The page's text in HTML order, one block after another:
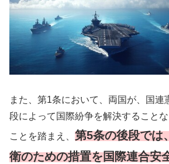
また、第1条において、両国が、国連
段によって国際紛争を解決すること
ことを踏まえ、 第5条の後段では
衛のための措置を国際連合安